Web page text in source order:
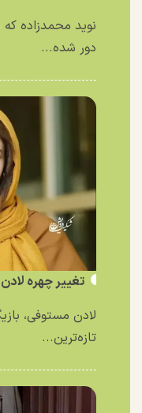
نوید محمدزاده
دور شده...
تغییر چهره
لادن مستوفی،
تازه‌ترین...